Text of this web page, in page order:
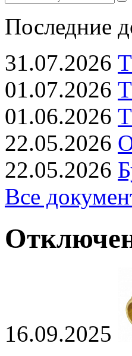
Последние
31.07.2026
01.07.2026
01.06.2026
22.05.2026
22.05.2026
Все
16.09.2025